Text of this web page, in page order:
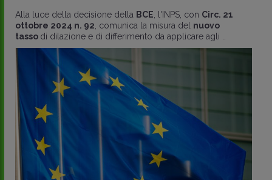
Alla luce della decisione della BCE , l'INPS, con Circ. 21
ottobre 2024 n. 92 , comunica la misura del nuovo
tasso di dilazione e di differimento da applicare agli ..